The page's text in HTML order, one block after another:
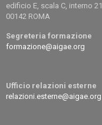
edificio E, scala C, interno 21
00142 ROMA
Segreteria formazione
formazione@aigae.org
Ufficio relazioni esterne
relazioni.esterne@aigae.org